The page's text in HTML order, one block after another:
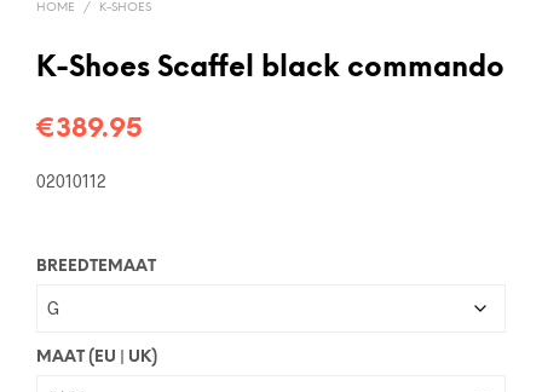
HOME / K-SHOES
K-Shoes Scaffel black commando
€389.95
02010112
BREEDTEMAAT
MAAT (EU | UK)